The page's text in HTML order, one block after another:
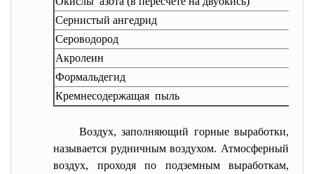
Сернистый ангедрид
Сероводород
Акролеин
Формальдегид
Кремнесодержащая пыль
Воздух, заполняющий горные выработки,
называется рудничным воздухом. Атмосферный
воздух, проходя по подземным выработкам,